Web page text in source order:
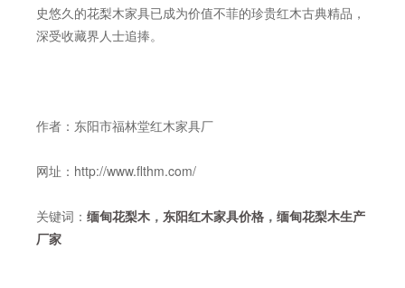
史悠久的花梨木家具已成为价值不菲的珍贵红木古典精品，
深受收藏界人士追捧。
作者：东阳市福林堂红木家具厂
网址：http://www.flthm.com/
关键词： 缅甸花梨木 ， 东阳红木家具价格 ， 缅甸花梨木生产
厂家